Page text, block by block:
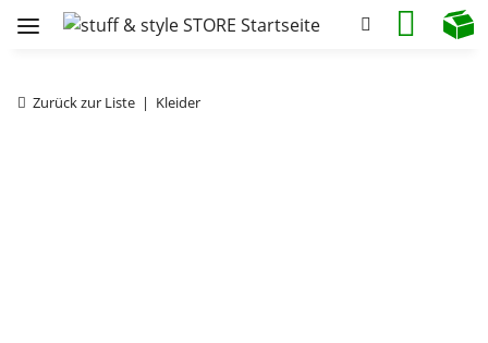
Zurück zur Liste Kleider